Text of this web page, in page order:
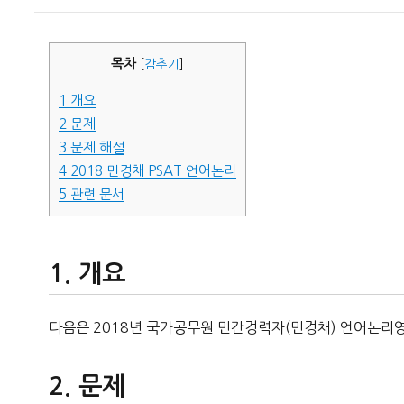
자
목차
감추기
1 개요
2 문제
3 문제 해설
4 2018 민경채 PSAT 언어논리
5 관련 문서
개요
다음은 2018년 국가공무원 민간경력자(민경채) 언어논리
문제